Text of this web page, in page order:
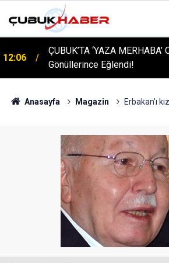
12:06
ÇUBUK’TA ‘YAZA
Gönüllerince Eğlendi!
Anasayfa Magazin Erbakan'ı